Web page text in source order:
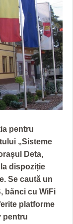
pentru
„Sisteme
Deta,
dispoziție
Se caută un
bănci cu WiFi
platforme
pentru